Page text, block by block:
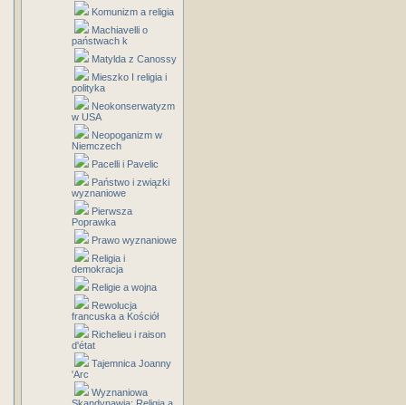
Komunizm a religia
Machiavelli o
państwach k
Matylda z Canossy
Mieszko I religia i
polityka
Neokonserwatyzm
w USA
Neopoganizm w
Niemczech
Pacelli i Pavelic
Państwo i związki
wyznaniowe
Pierwsza
Poprawka
Prawo wyznaniowe
Religia i
demokracja
Religie a wojna
Rewolucja
francuska a Kościół
Richelieu i raison
d'état
Tajemnica Joanny
'Arc
Wyznaniowa